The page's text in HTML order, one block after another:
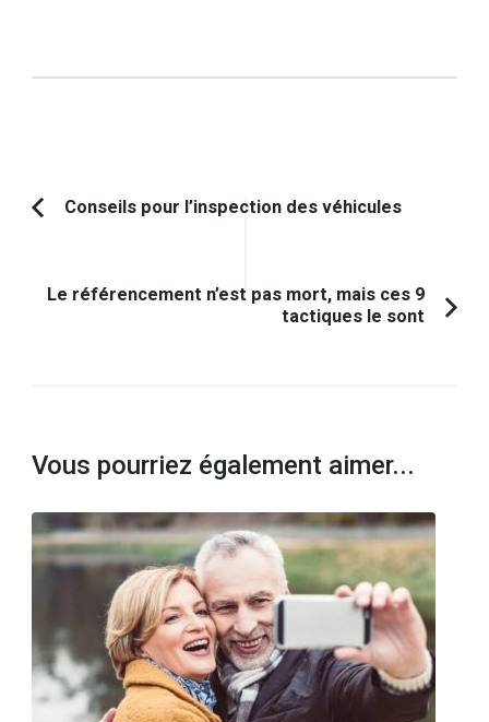
Navigation
Article
Conseils pour l’inspection des véhicules
Le référencement n’est pas mort, mais ces 9
tactiques le sont
Vous pourriez également aimer...